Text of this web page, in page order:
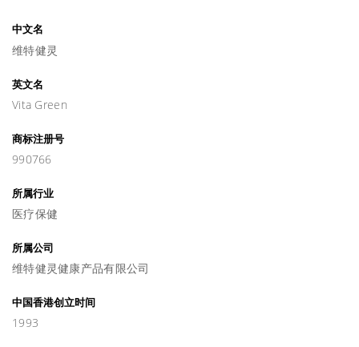
中文名
维特健灵
英文名
Vita Green
商标注册号
990766
所属行业
医疗保健
所属公司
维特健灵健康产品有限公司
中国香港创立时间
1993